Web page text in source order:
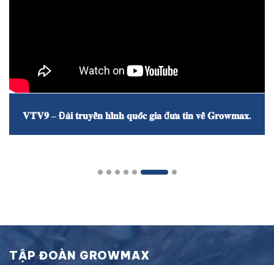
𝐕𝐓𝐕𝟗 – Đ𝐚̀𝐢 𝐭𝐫𝐮𝐲𝐞̂̀𝐧 𝐡𝐢̀𝐧𝐡 𝐪𝐮𝐨̂́𝐜 𝐠𝐢𝐚 đ𝐮̛𝐚 𝐭𝐢𝐧 𝐯𝐞̂̀ 𝐆𝐫𝐨𝐰𝐦𝐚𝐱.
TẬP ĐOÀN GROWMAX